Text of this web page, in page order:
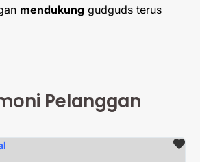
mendukung gudguds terus
Pelanggan